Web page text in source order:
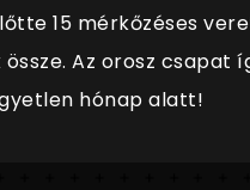
15 mérkőzéses
Az orosz csapat
hónap alatt!